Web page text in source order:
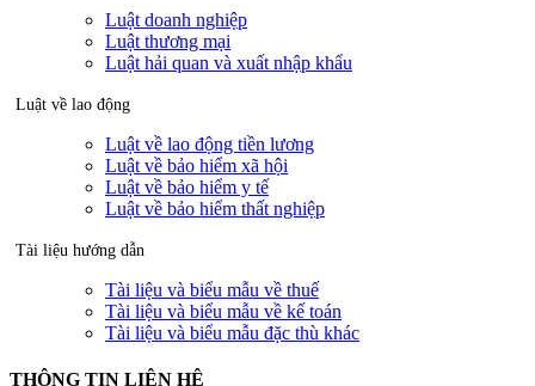
Luật doanh nghiệp
Luật thương mại
Luật hải quan và xuất nhập khẩu
Luật về lao động
Luật về lao động tiền lương
Luật về bảo hiểm xã hội
Luật về bảo hiểm y tế
Luật về bảo hiểm thất nghiệp
Tài liệu hướng dẫn
Tài liệu và biểu mẫu về thuế
Tài liệu và biểu mẫu về kế toán
Tài liệu và biểu mẫu đặc thù khác
THÔNG TIN LIÊN HỆ